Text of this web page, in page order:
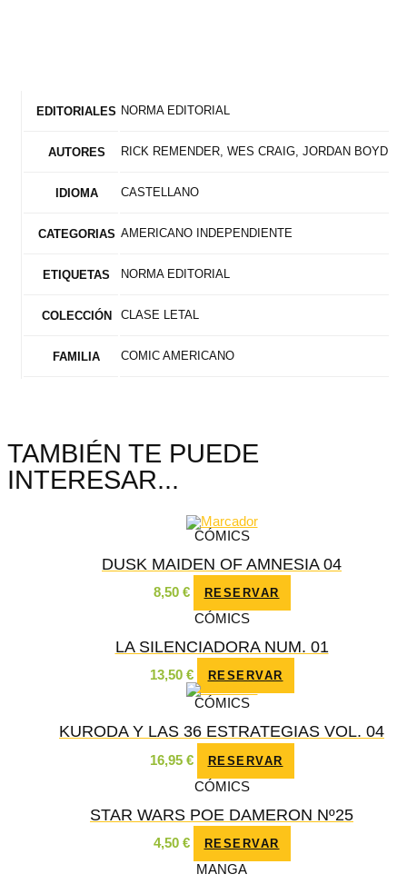
EDITORIALES NORMA EDITORIAL
AUTORES RICK REMENDER, WES CRAIG, JORDAN BOYD
IDIOMA CASTELLANO
CATEGORIAS AMERICANO INDEPENDIENTE
ETIQUETAS NORMA EDITORIAL
COLECCIÓN CLASE LETAL
FAMILIA COMIC AMERICANO
TAMBIÉN TE PUEDE
INTERESAR...
CÓMICS
DUSK MAIDEN OF AMNESIA 04
8,50 € RESERVAR
CÓMICS
LA SILENCIADORA NUM. 01
13,50 € RESERVAR
CÓMICS
KURODA Y LAS 36 ESTRATEGIAS VOL. 04
16,95 € RESERVAR
CÓMICS
STAR WARS POE DAMERON Nº25
4,50 € RESERVAR
MANGA